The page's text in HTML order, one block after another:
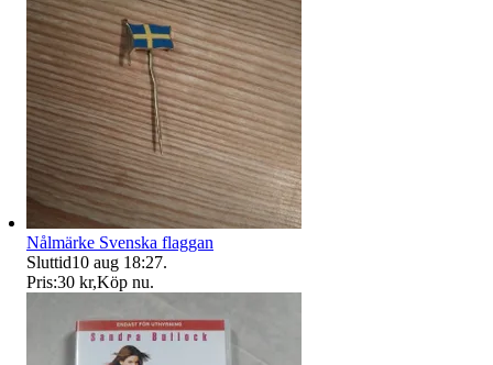
Nålmärke Svenska flaggan
Sluttid10 aug 18:27.
Pris:30 kr,Köp nu.